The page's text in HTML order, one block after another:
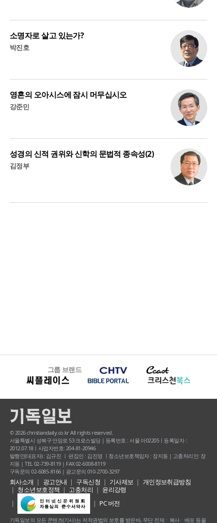
소명자로 살고 있는가?
박진호
영혼의 오아시스에 잠시 머무십시오
강준민
성경의 신적 권위와 신학의 문법적 종속성(2)
김정부
그룹 브랜드
© 2026 christiandaily.co.kr All rights reserved.
서울특별시 성북구 안암로 53 크로스빌딩 | 등록번호 : 서울 아02205ㅣ등록일자 :
2012.07.18ㅣ사업자번호: 204-81-20946
발행인(대표자) : 김규진 ㅣ 편집인 : 김진영 ㅣ청소년보호책임자 : 장지동 | 고충처리인: 장
지동 | TEL 02-739-8119 | FAX 02-6008-8119
구독문의 02-6085-8166 | 광고문의 010-2700-3297
회사소개 광고안내 구독신청 기사제보
개인정보취급방침
청소년보호정책
고충처리
윤리강령
PC 버전
기독일보의 모든 콘텐츠(기사) 는 저작권법의 보호를 받은바, 무단 전재ㆍ복사ㆍ배포 등을